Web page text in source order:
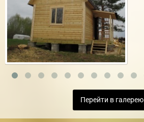
Перейти в галерею